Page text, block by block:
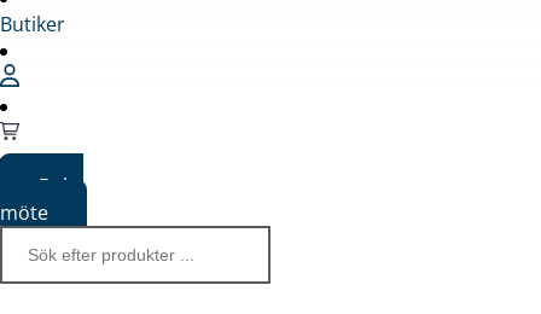
Butiker
Boka
möte